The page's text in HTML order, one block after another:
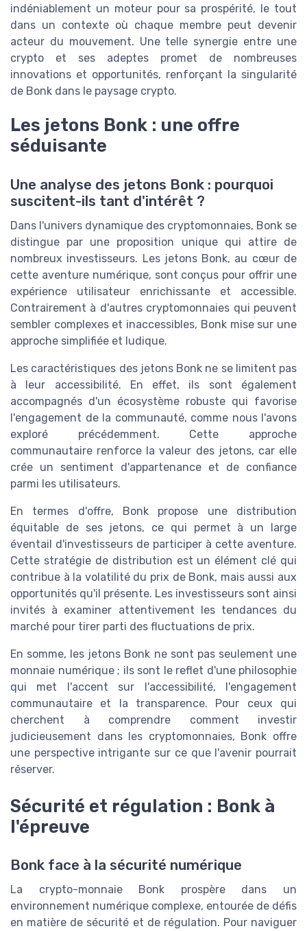
indéniablement un moteur pour sa prospérité, le tout
dans un contexte où chaque membre peut devenir
acteur du mouvement. Une telle synergie entre une
crypto et ses adeptes promet de nombreuses
innovations et opportunités, renforçant la singularité
de Bonk dans le paysage crypto.
Les jetons Bonk : une offre
séduisante
Une analyse des jetons Bonk : pourquoi
suscitent-ils tant d'intérêt ?
Dans l'univers dynamique des cryptomonnaies, Bonk se
distingue par une proposition unique qui attire de
nombreux investisseurs. Les jetons Bonk, au cœur de
cette aventure numérique, sont conçus pour offrir une
expérience utilisateur enrichissante et accessible.
Contrairement à d'autres cryptomonnaies qui peuvent
sembler complexes et inaccessibles, Bonk mise sur une
approche simplifiée et ludique.
Les caractéristiques des jetons Bonk ne se limitent pas
à leur accessibilité. En effet, ils sont également
accompagnés d'un écosystème robuste qui favorise
l'engagement de la communauté, comme nous l'avons
exploré précédemment. Cette approche
communautaire renforce la valeur des jetons, car elle
crée un sentiment d'appartenance et de confiance
parmi les utilisateurs.
En termes d'offre, Bonk propose une distribution
équitable de ses jetons, ce qui permet à un large
éventail d'investisseurs de participer à cette aventure.
Cette stratégie de distribution est un élément clé qui
contribue à la volatilité du prix de Bonk, mais aussi aux
opportunités qu'il présente. Les investisseurs sont ainsi
invités à examiner attentivement les tendances du
marché pour tirer parti des fluctuations de prix.
En somme, les jetons Bonk ne sont pas seulement une
monnaie numérique ; ils sont le reflet d'une philosophie
qui met l'accent sur l'accessibilité, l'engagement
communautaire et la transparence. Pour ceux qui
cherchent à comprendre comment investir
judicieusement dans les cryptomonnaies, Bonk offre
une perspective intrigante sur ce que l'avenir pourrait
réserver.
Sécurité et régulation : Bonk à
l'épreuve
Bonk face à la sécurité numérique
La crypto-monnaie Bonk prospère dans un
environnement numérique complexe, entourée de défis
en matière de sécurité et de régulation. Pour naviguer